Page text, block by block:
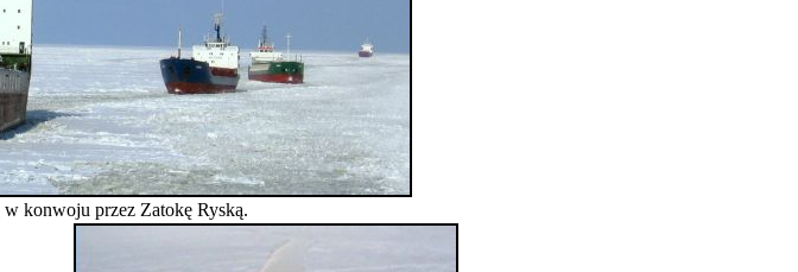
w konwoju przez Zatokę Ryską.